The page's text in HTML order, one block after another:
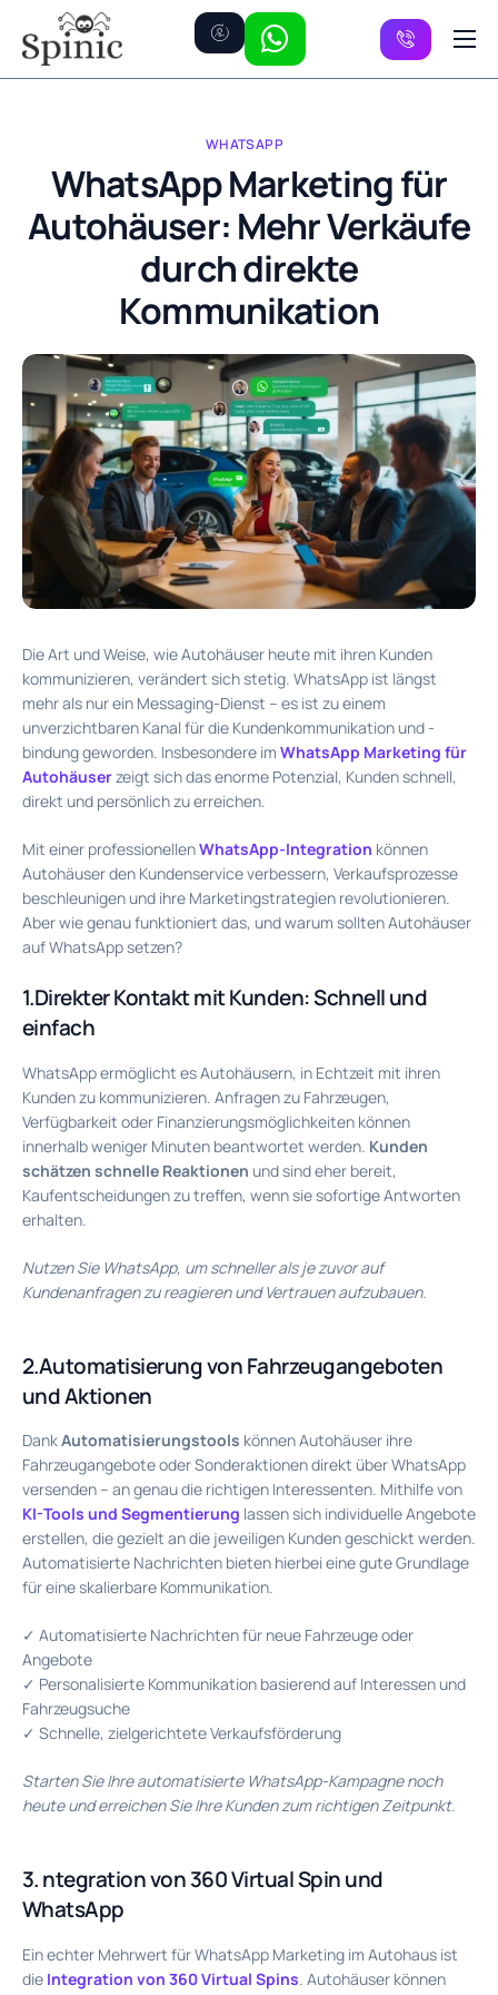
Preise
FAQ
Kontakt
WHATSAPP
WhatsApp Marketing für
Autohäuser: Mehr Verkäufe
durch direkte
Kommunikation
Die Art und Weise, wie Autohäuser heute mit ihren Kunden
kommunizieren, verändert sich stetig. WhatsApp ist längst
mehr als nur ein Messaging-Dienst – es ist zu einem
unverzichtbaren Kanal für die Kundenkommunikation und -
bindung geworden. Insbesondere im WhatsApp Marketing für
Autohäuserzeigt sich das enorme Potenzial, Kunden schnell,
direkt und persönlich zu erreichen.
Mit einer professionellenWhatsApp-Integration können
Autohäuser den Kundenservice verbessern, Verkaufsprozesse
beschleunigen und ihre Marketingstrategien revolutionieren.
Aber wie genau funktioniert das, und warum sollten Autohäuser
auf WhatsApp setzen?
1.Direkter Kontakt mit Kunden: Schnell und
einfach
WhatsApp ermöglicht es Autohäusern, in Echtzeit mit ihren
Kunden zu kommunizieren. Anfragen zu Fahrzeugen,
Verfügbarkeit oder Finanzierungsmöglichkeiten können
innerhalb weniger Minuten beantwortet werden. Kunden
schätzen schnelle Reaktionen und sind eher bereit,
Kaufentscheidungen zu treffen, wenn sie sofortige Antworten
erhalten.
Nutzen Sie WhatsApp, um schneller als je zuvor auf
Kundenanfragen zu reagieren und Vertrauen aufzubauen.
2.Automatisierung von Fahrzeugangeboten
und Aktionen
DankAutomatisierungstools können Autohäuser ihre
Fahrzeugangebote oder Sonderaktionen direkt über WhatsApp
versenden – an genau die richtigen Interessenten. Mithilfe von
KI-Tools und Segmentierung lassen sich individuelle Angebote
erstellen, die gezielt an die jeweiligen Kunden geschickt werden.
Automatisierte Nachrichten bieten hierbei eine gute Grundlage
für eine skalierbare Kommunikation.
✓ Automatisierte Nachrichten für neue Fahrzeuge oder
Angebote
✓ Personalisierte Kommunikation basierend auf Interessen und
Fahrzeugsuche
✓ Schnelle, zielgerichtete Verkaufsförderung
Starten Sie Ihre automatisierte WhatsApp-Kampagne noch
heute und erreichen Sie Ihre Kunden zum richtigen Zeitpunkt.
3. ntegration von 360 Virtual Spin und
WhatsApp
Ein echter Mehrwert für WhatsApp Marketing im Autohaus ist
die Integration von 360 Virtual Spins. Autohäuser können